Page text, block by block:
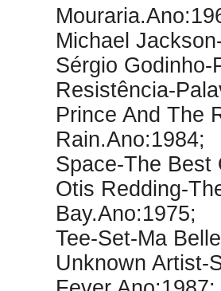
Michael
Sérgio Godinho-
Resistência-
Prince And The
Rain.Ano:1984;
Space-The Best
Otis Redding-
Bay.Ano:1975;
Tee-Set-Ma
Unknown Artist-